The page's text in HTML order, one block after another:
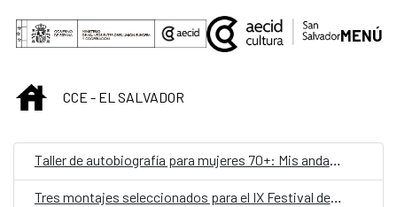
Saltar al contenido principal
MENÚ
INICIOCCE - EL SALVADOR
Tres montajes seleccionados para el IX Festival de Teatro Hispanosalvadoreño